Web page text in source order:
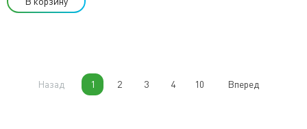
Назад 1 2 3 4 10 Вперед